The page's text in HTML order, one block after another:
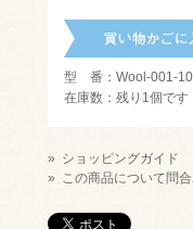
型 番：Wool-001-
在庫数：残り1個です
» ショッピングガイド
» この商品について問